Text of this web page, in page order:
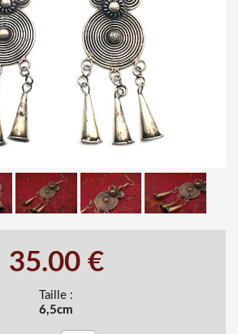
35.00 €
Taille :
6,5cm